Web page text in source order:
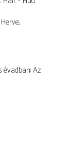
Az